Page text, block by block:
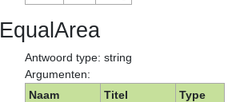
EqualArea
Antwoord type: string
Argumenten:
Naam
Titel
Type